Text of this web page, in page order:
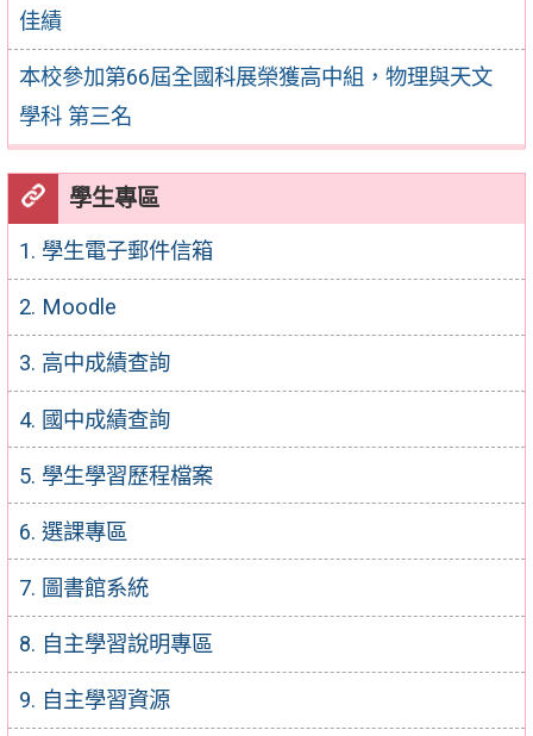
佳績
本校參加第66屆全國科展榮獲高中組，物理與天文
學科 第三名
學生專區
1. 學生電子郵件信箱
2. Moodle
3. 高中成績查詢
4. 國中成績查詢
5. 學生學習歷程檔案
6. 選課專區
7. 圖書館系統
8. 自主學習說明專區
9. 自主學習資源